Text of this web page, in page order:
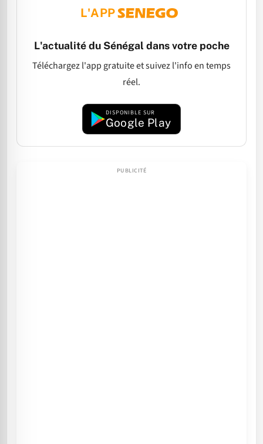
L'APP
L'actualité du Sénégal dans votre poche
Téléchargez l'app gratuite et suivez l'info en temps
réel.
DISPONIBLE SUR
Google Play